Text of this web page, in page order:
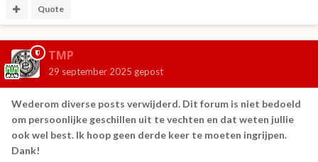
Quote
TMP
29 september 2025 gepost
Wederom diverse posts verwijderd. Dit forum is niet bedoeld
om persoonlijke geschillen uit te vechten en dat weten jullie
ook wel best. Ik hoop geen derde keer te moeten ingrijpen.
Dank!